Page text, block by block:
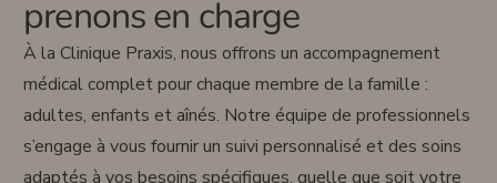
prenons en charge
À la Clinique Praxis, nous offrons un accompagnement
médical complet pour chaque membre de la famille :
adultes, enfants et aînés. Notre équipe de professionnels
s’engage à vous fournir un suivi personnalisé et des soins
adaptés à vos besoins spécifiques, quelle que soit votre